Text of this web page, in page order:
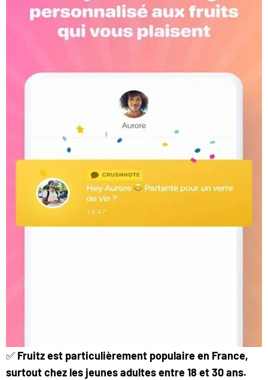
✅ Fruitz est particulièrement populaire en France,
surtout chez les jeunes adultes entre 18 et 30 ans.